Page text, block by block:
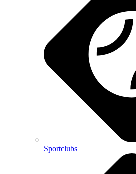
Sportclubs